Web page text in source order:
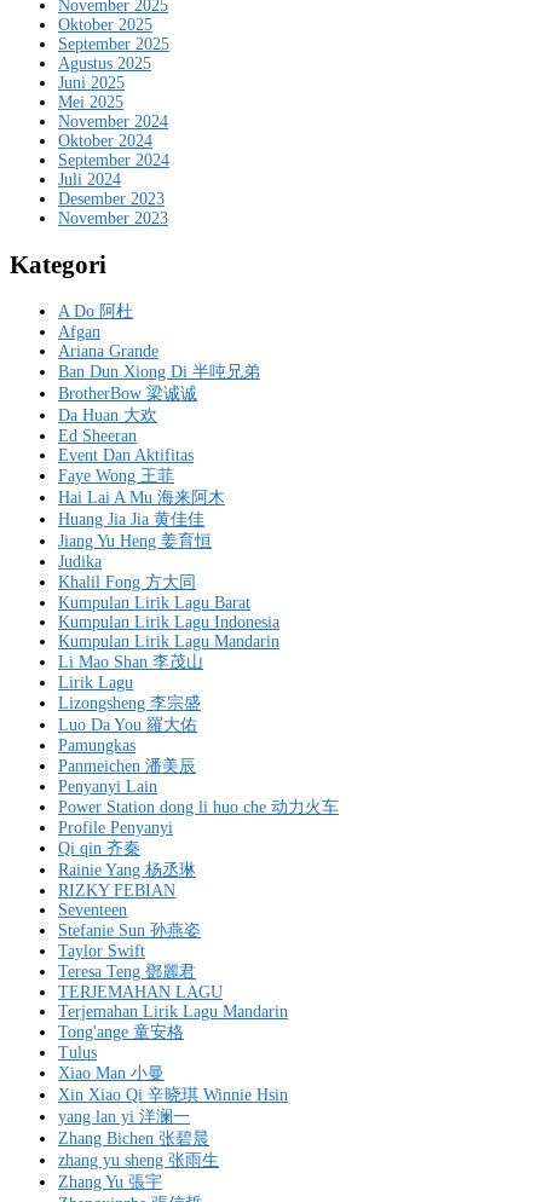
November 2025
Oktober 2025
September 2025
Agustus 2025
Juni 2025
Mei 2025
November 2024
Oktober 2024
September 2024
Juli 2024
Desember 2023
November 2023
Kategori
A Do 阿杜
Afgan
Ariana Grande
Ban Dun Xiong Di 半吨兄弟
BrotherBow 梁诚诚
Da Huan 大欢
Ed Sheeran
Event Dan Aktifitas
Faye Wong 王菲
Hai Lai A Mu 海来阿木
Huang Jia Jia 黄佳佳
Jiang Yu Heng 姜育恒
Judika
Khalil Fong 方大同
Kumpulan Lirik Lagu Barat
Kumpulan Lirik Lagu Indonesia
Kumpulan Lirik Lagu Mandarin
Li Mao Shan 李茂山
Lirik Lagu
Lizongsheng 李宗盛
Luo Da You 羅大佑
Pamungkas
Panmeichen 潘美辰
Penyanyi Lain
Power Station dong li huo che 动力火车
Profile Penyanyi
Qi qin 齐秦
Rainie Yang 杨丞琳
RIZKY FEBIAN
Seventeen
Stefanie Sun 孙燕姿
Taylor Swift
Teresa Teng 鄧麗君
TERJEMAHAN LAGU
Terjemahan Lirik Lagu Mandarin
Tong'ange 童安格
Tulus
Xiao Man 小曼
Xin Xiao Qi 辛晓琪 Winnie Hsin
yang lan yi 洋澜一
Zhang Bichen 张碧晨
zhang yu sheng 张雨生
Zhang Yu 張宇